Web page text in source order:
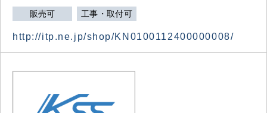
販売可 工事・取付可
http://itp.ne.jp/shop/KN0100112400000008/